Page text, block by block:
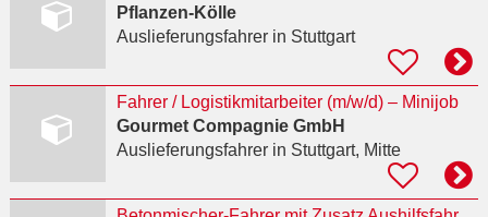
Pflanzen-Kölle
Auslieferungsfahrerin Stuttgart
Fahrer / Logistikmitarbeiter (m/w/d) – Minijob
Gourmet Compagnie GmbH
Auslieferungsfahrerin Stuttgart, Mitte